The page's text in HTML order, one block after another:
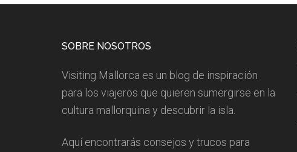
SOBRE NOSOTROS
Visiting Mallorca es un blog de inspiración
para los viajeros que quieren sumergirse en la
cultura mallorquina y descubrir la isla.
Aquí encontrarás consejos y trucos para